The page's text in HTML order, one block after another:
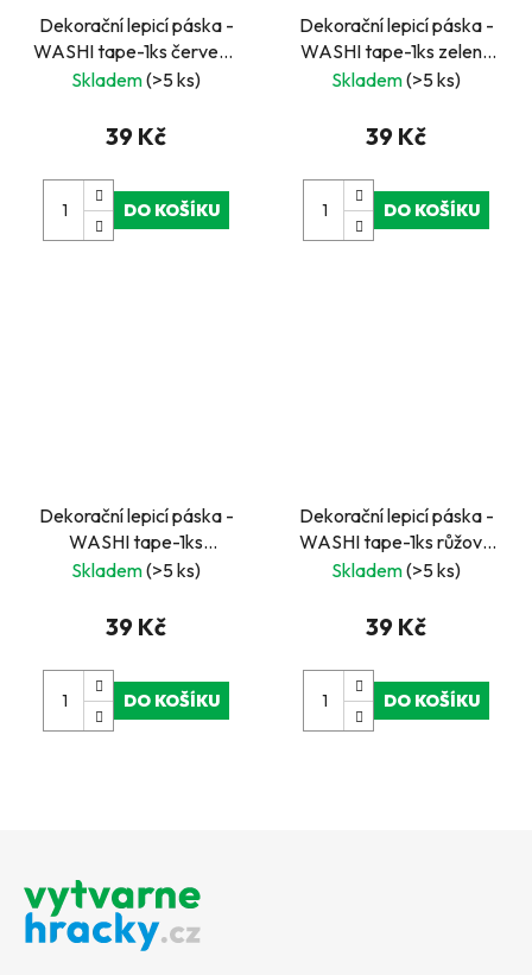
Dekorační lepicí páska -
WASHI tape-1ks červená
hvězda 5cípá v bílém
Skladem(>5 ks)
39 Kč
DO KOŠÍKU
Dekorační lepicí páska -
WASHI tape-1ks zelené
hippies
Skladem(>5 ks)
39 Kč
DO KOŠÍKU
Dekorační lepicí páska -
WASHI tape-1ks
zamilované laně
Skladem(>5 ks)
39 Kč
DO KOŠÍKU
Dekorační lepicí páska -
WASHI tape-1ks růžová
5cípá hvězda v bílé
Skladem(>5 ks)
39 Kč
DO KOŠÍKU